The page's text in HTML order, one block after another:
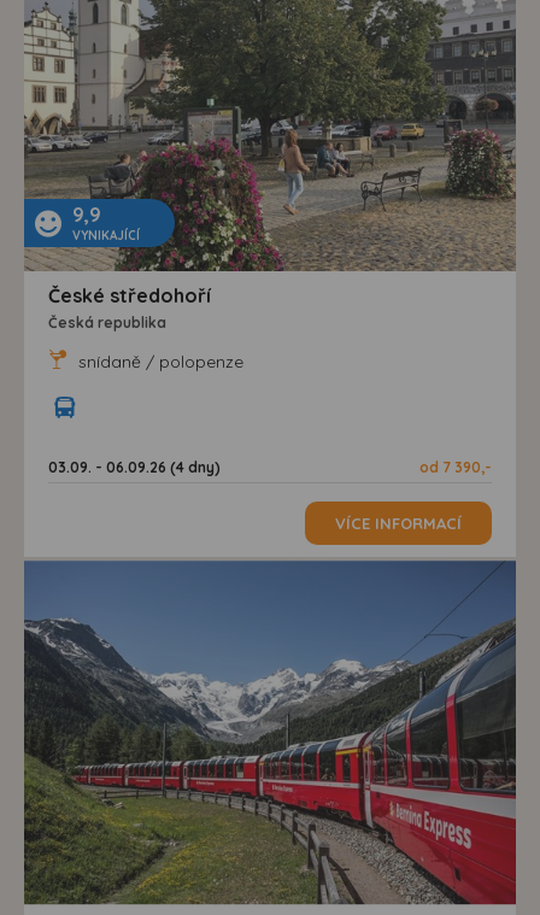
9,9
VYNIKAJÍCÍ
České středohoří
Česká republika
snídaně / polopenze
03.09. - 06.09.26 (4 dny) od 7 390,-
VÍCE INFORMACÍ